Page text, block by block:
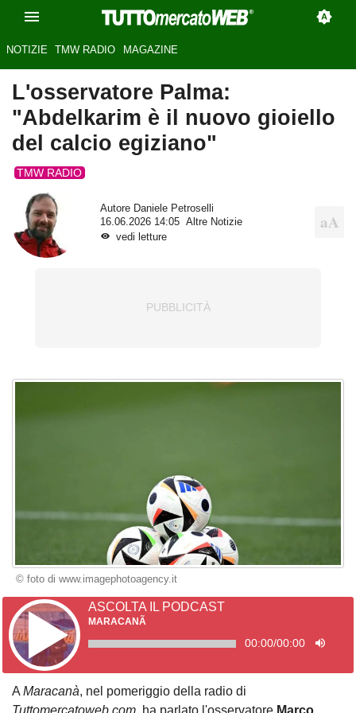
NOTIZIE TMW RADIO MAGAZINE
L'osservatore Palma:
"Abdelkarim è il nuovo gioiello
del calcio egiziano"
TMW RADIO
Autore Daniele Petroselli
16.06.2026 14:05
Altre Notizie
vedi letture
© foto di www.imagephotoagency.it
ASCOLTA IL PODCAST
MARACANÃ
00:00/00:00
A Maracanà, nel pomeriggio della radio di